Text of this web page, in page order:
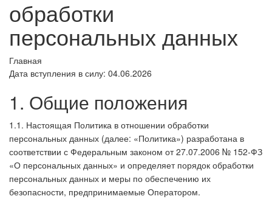
обработки
персональных данных
Главная
Дата вступления в силу: 04.06.2026
1. Общие положения
1.1. Настоящая Политика в отношении обработки
персональных данных (далее: «Политика») разработана в
соответствии с Федеральным законом от 27.07.2006 № 152-ФЗ
«О персональных данных» и определяет порядок обработки
персональных данных и меры по обеспечению их
безопасности, предпринимаемые Оператором.